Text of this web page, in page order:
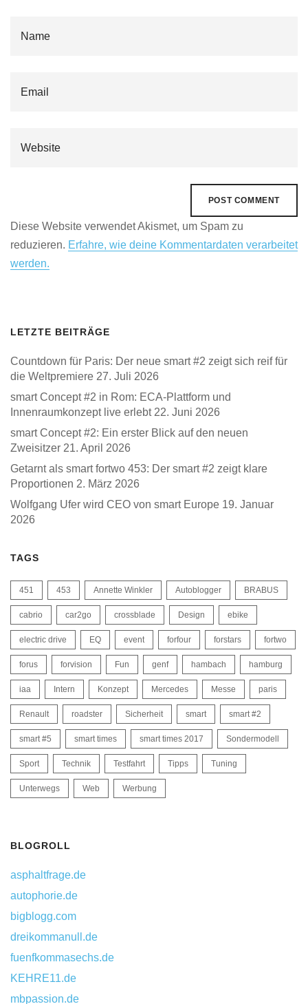
Diese Website verwendet Akismet, um Spam zu
reduzieren. Erfahre, wie deine Kommentardaten verarbeitet
werden.
LETZTE BEITRÄGE
Countdown für Paris: Der neue smart #2 zeigt sich reif für
die Weltpremiere 27. Juli 2026
smart Concept #2 in Rom: ECA-Plattform und
Innenraumkonzept live erlebt 22. Juni 2026
smart Concept #2: Ein erster Blick auf den neuen
Zweisitzer 21. April 2026
Getarnt als smart fortwo 453: Der smart #2 zeigt klare
Proportionen 2. März 2026
Wolfgang Ufer wird CEO von smart Europe 19. Januar
2026
TAGS
451 453 Annette Winkler Autoblogger BRABUS
cabrio car2go crossblade Design ebike
electric drive EQ event forfour forstars fortwo
forus forvision Fun genf hambach hamburg
iaa Intern Konzept Mercedes Messe paris
Renault roadster Sicherheit smart smart #2
smart #5 smart times smart times 2017 Sondermodell
Sport Technik Testfahrt Tipps Tuning
Unterwegs Web Werbung
BLOGROLL
asphaltfrage.de
autophorie.de
bigblogg.com
dreikommanull.de
fuenfkommasechs.de
KEHRE11.de
mbpassion.de